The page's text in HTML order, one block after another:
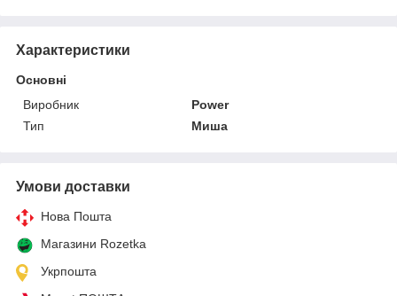
Характеристики
Основні
Виробник
Power
Тип
Миша
Умови доставки
Нова Пошта
Магазини Rozetka
Укрпошта